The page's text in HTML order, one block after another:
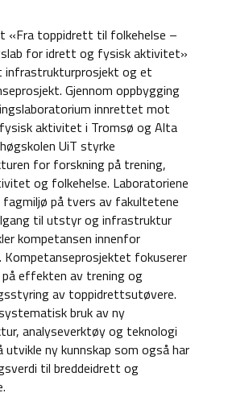
«Fra toppidrett til folkehelse –
for idrett og fysisk aktivitet»
infrastrukturprosjekt og et
Gjennom oppbygging
innrettet mot
aktivitet i Tromsø og Alta
UiT styrke
for forskning på trening,
og folkehelse. Laboratoriene
på tvers av fakultetene
til utstyr og infrastruktur
kompetansen innenfor
fokuserer
effekten av trening og
av toppidrettsutøvere.
bruk av ny
analyseverktøy og teknologi
utvikle ny kunnskap som også har
til breddeidrett og